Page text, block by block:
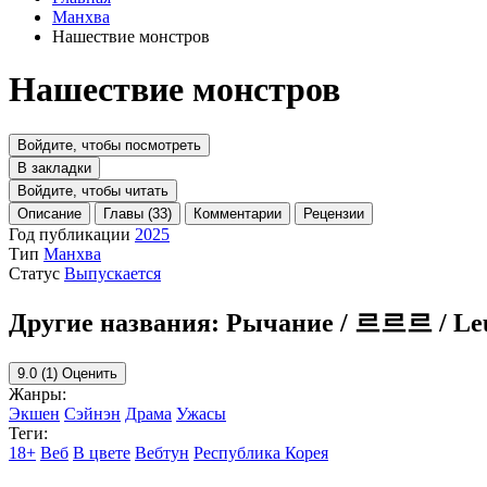
Манхва
Нашествие монстров
Нашествие монстров
Войдите, чтобы посмотреть
В закладки
Войдите, чтобы читать
Описание
Главы (33) Комментарии Рецензии
Год публикации 2025
Тип Манхва
Статус Выпускается
Другие названия: Рычание / 르르르 /
9.0 (1) Оценить
Жанры:
Экшен Сэйнэн Драма Ужасы
Теги:
18+ Веб В цвете Вебтун Республика Корея